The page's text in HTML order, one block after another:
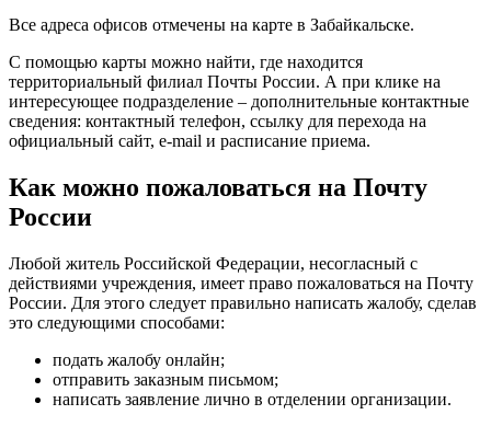
Все адреса офисов отмечены на карте в Забайкальске.
С помощью карты можно найти, где находится
территориальный филиал Почты России. А при клике на
интересующее подразделение – дополнительные контактные
сведения: контактный телефон, ссылку для перехода на
официальный сайт, e-mail и расписание приема.
Как можно пожаловаться на Почту
России
Любой житель Российской Федерации, несогласный с
действиями учреждения, имеет право пожаловаться на Почту
России. Для этого следует правильно написать жалобу, сделав
это следующими способами:
подать жалобу онлайн;
отправить заказным письмом;
написать заявление лично в отделении организации.